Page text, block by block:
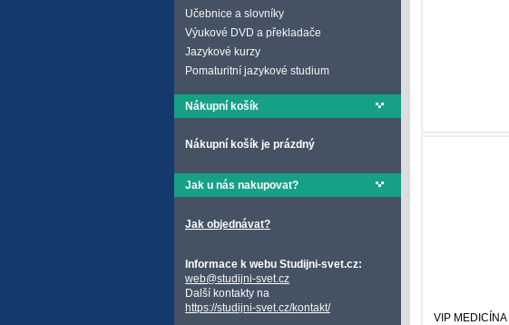
Učebnice a slovníky
Výukové DVD a překladače
Jazykové kurzy
Pomaturitní jazykové studium
Nákupní košík
Nákupní košík je prázdný
Jak u nás nakupovat?
Jak objednávat?
Informace k webu Studijni-svet.cz:
web@studijni-svet.cz
Další kontakty na
https://studijni-svet.cz/kontakt/
VIP MEDICÍNA